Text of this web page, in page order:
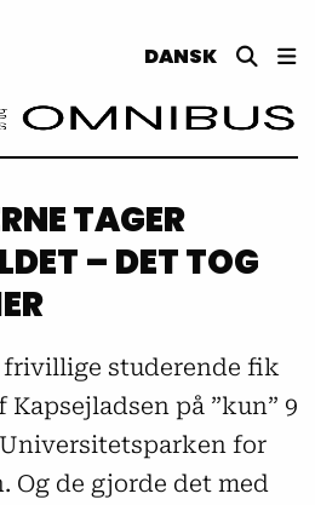
DANSK
TAGER
– DET TOG
studerende fik
på ”kun” 9
for
Og de gjorde det med